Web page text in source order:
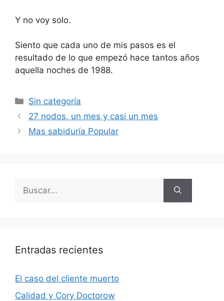
Y no voy solo.
Siento que cada uno de mis pasos es el
resultado de lo que empezó hace tantos años
aquella noches de 1988.
Categorías
Sin categoría
27 nodos, un mes y casi un mes
Mas sabiduría Popular
Buscar:
Entradas recientes
El caso del cliente muerto
Calidad y Cory Doctorow